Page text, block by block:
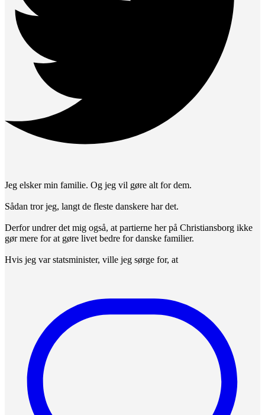
Jeg elsker min familie. Og jeg vil gøre alt for dem.
Sådan tror jeg, langt de fleste danskere har det.
Derfor undrer det mig også, at partierne her på Christiansborg ikke
gør mere for at gøre livet bedre for danske familier.
Hvis jeg var statsminister, ville jeg sørge for, at